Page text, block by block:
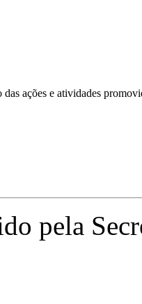
ações e atividades
pela